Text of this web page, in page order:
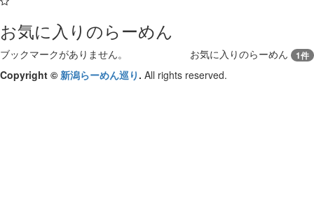
お気に入りのらーめん
お気に入りのらーめん 1件
ブックマークがありません。
Copyright © 新潟らーめん巡り . All rights reserved.